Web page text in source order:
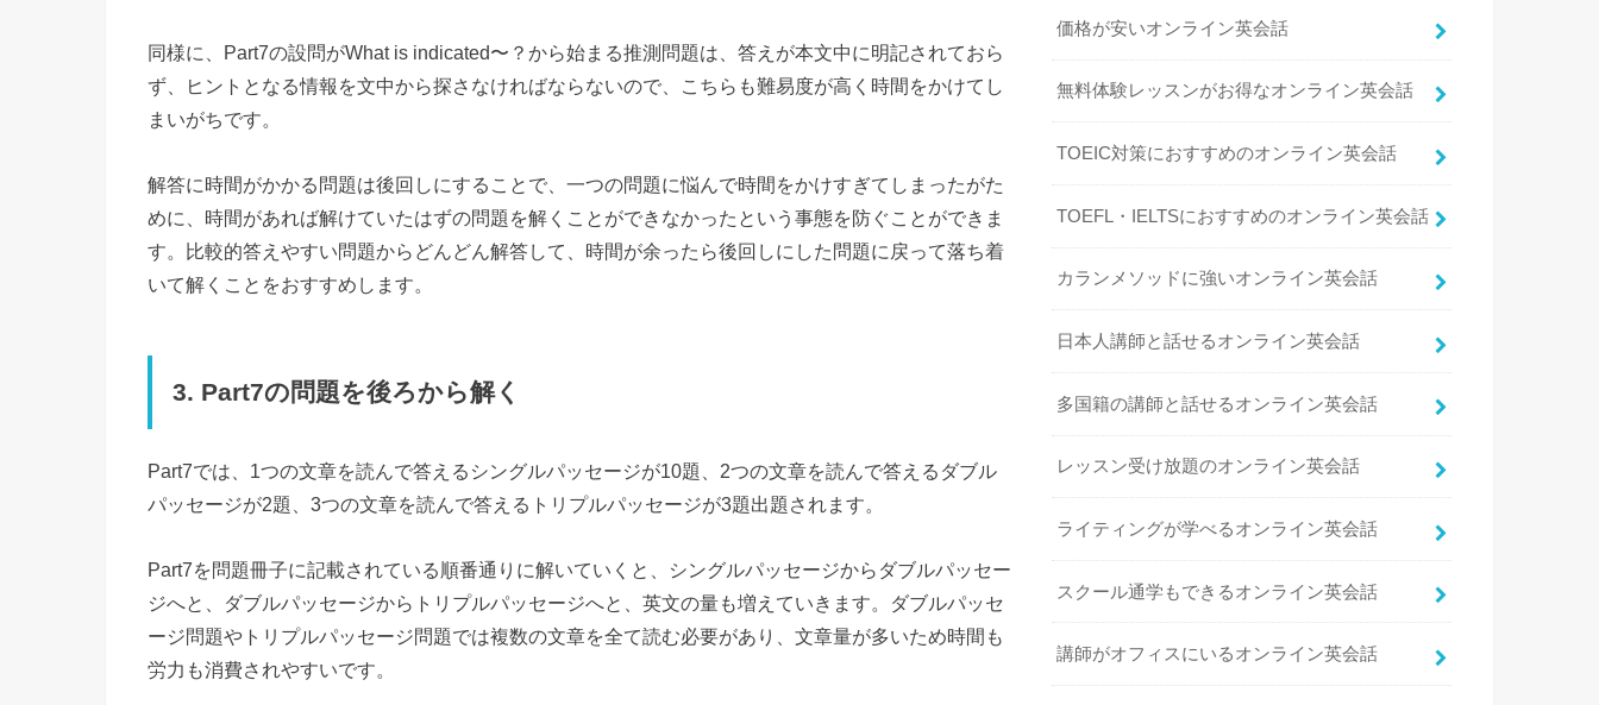
同様に、Part7の設問がWhat is indicated〜？から始まる推測問題は、答えが本文中に明記されておら
ず、ヒントとなる情報を文中から探さなければならないので、こちらも難易度が高く時間をかけてし
まいがちです。
解答に時間がかかる問題は後回しにすることで、一つの問題に悩んで時間をかけすぎてしまったがた
めに、時間があれば解けていたはずの問題を解くことができなかったという事態を防ぐことができま
す。比較的答えやすい問題からどんどん解答して、時間が余ったら後回しにした問題に戻って落ち着
いて解くことをおすすめします。
3. Part7の問題を後ろから解く
Part7では、1つの文章を読んで答えるシングルパッセージが10題、2つの文章を読んで答えるダブル
パッセージが2題、3つの文章を読んで答えるトリプルパッセージが3題出題されます。
Part7を問題冊子に記載されている順番通りに解いていくと、シングルパッセージからダブルパッセー
ジへと、ダブルパッセージからトリプルパッセージへと、英文の量も増えていきます。ダブルパッセ
ージ問題やトリプルパッセージ問題では複数の文章を全て読む必要があり、文章量が多いため時間も
労力も消費されやすいです。
価格が安いオンライン英会話
無料体験レッスンがお得なオンライン英会話
TOEIC対策におすすめのオンライン英会話
TOEFL・IELTSにおすすめのオンライン英会話
カランメソッドに強いオンライン英会話
日本人講師と話せるオンライン英会話
多国籍の講師と話せるオンライン英会話
レッスン受け放題のオンライン英会話
ライティングが学べるオンライン英会話
スクール通学もできるオンライン英会話
講師がオフィスにいるオンライン英会話